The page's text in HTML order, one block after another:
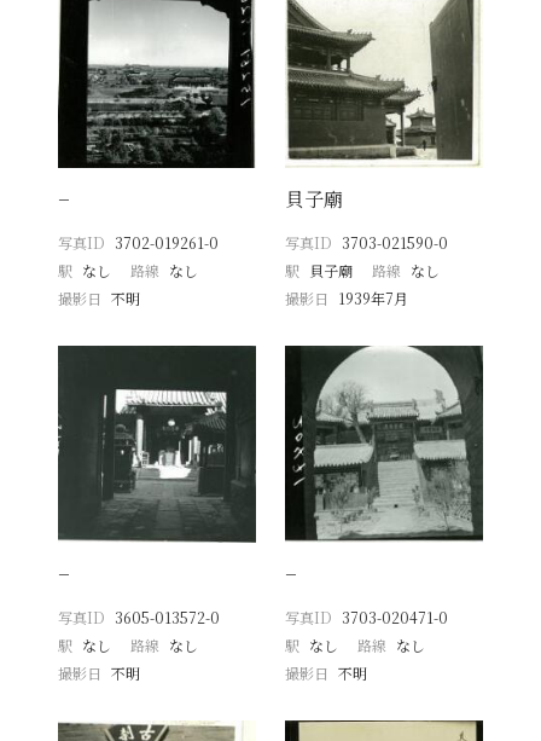
−
写真ID 3702-019261-0
駅 なし 路線 なし
撮影日
不明
貝子廟
写真ID 3703-021590-0
駅 貝子廟 路線 なし
撮影日
1939年7月
−
写真ID 3605-013572-0
駅 なし 路線 なし
撮影日
不明
−
写真ID 3703-020471-0
駅 なし 路線 なし
撮影日 不明